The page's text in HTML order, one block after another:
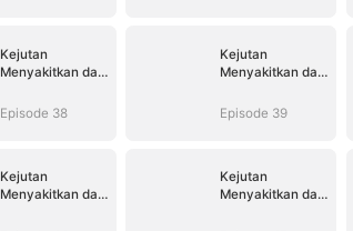
Kejutan
Menyakitkan dari
Episode 38
Kejutan
Menyakitkan dari
Episode 39
Kejutan
Menyakitkan dari
Kejutan
Menyakitkan dari